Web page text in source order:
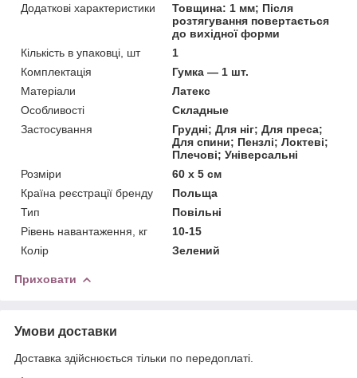
Додаткові характеристики
Товщина: 1 мм; Після
розтягування повертається
до вихідної форми
Кількість в упаковці, шт
1
Комплектація
Гумка — 1 шт.
Матеріали
Латекс
Особливості
Складные
Застосування
Грудні; Для ніг; Для преса;
Для спини; Пензлі; Локтеві;
Плечові; Універсальні
Розміри
60 x 5 см
Країна реєстрації бренду
Польща
Тип
Повільні
Рівень навантаження, кг
10-15
Колір
Зелений
Приховати
Умови доставки
Доставка здійснюється тільки по передоплаті.